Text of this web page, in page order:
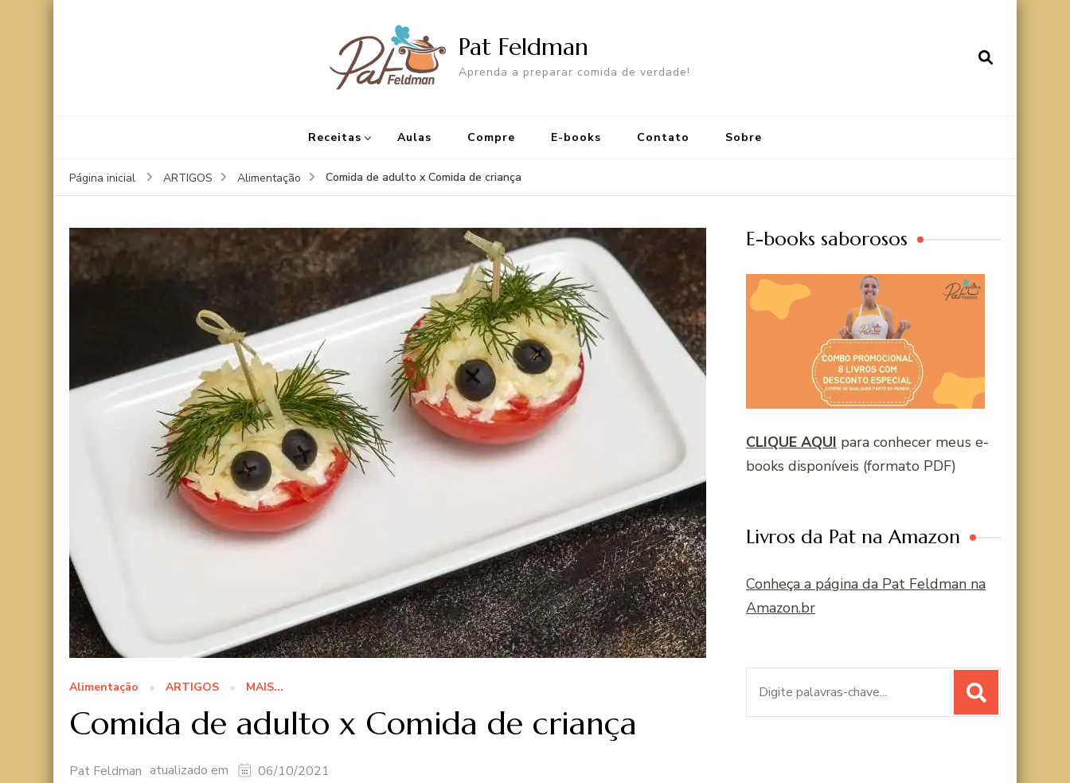
Pat Feldman
Aprenda a preparar comida de verdade!
Receitas Aulas Compre E-books Contato Sobre
Página inicial ARTIGOS Alimentação Comida de adulto x Comida de criança
Alimentação ARTIGOS MAIS...
Comida de adulto x Comida de criança
Pat Feldman atualizado em 06/10/2021
E-books saborosos
CLIQUE AQUI para conhecer meus e-
books disponíveis (formato PDF)
Livros da Pat na Amazon
Conheça a página da Pat Feldman na
Amazon.br